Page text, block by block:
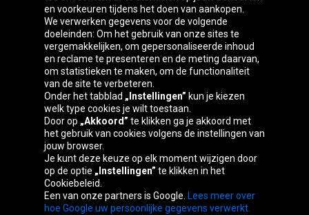
Oponeo-groep
Česká
republika
Deutschland Éire España
France Italia Magyarország Nederland
Österreich
republika
Kingdom
en voorkeuren tijdens het doen van aankopen.
We verwerken gegevens voor de volgende
doeleinden: Om het gebruik van onze sites te
vergemakkelijken, om gepersonaliseerde inhoud
en reclame te presenteren en de meting daarvan,
om statistieken te maken, om de functionaliteit
van de site te verbeteren.
Onder het tabblad „Instellingen” kun je kiezen
welk type cookies je wilt toestaan.
Door op „Akkoord” te klikken ga je akkoord met
het gebruik van cookies volgens de instellingen van
jouw browser.
Je kunt deze keuze op elk moment wijzigen door
op de optie „Instellingen” te klikken in het
Cookiebeleid.
Een van onze partners is Google. Lees meer over
hoe Google uw persoonlijke gegevens verwerkt.